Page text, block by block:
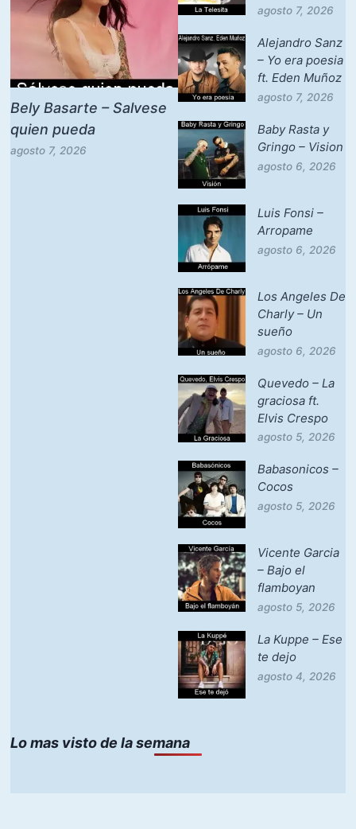
Bely Basarte – Salvese
quien pueda
agosto 7, 2026
agosto 7, 2026
Alejandro Sanz
– Yo era poesia
ft. Eden Muñoz
agosto 7, 2026
Baby Rasta y
Gringo – Vision
agosto 6, 2026
Luis Fonsi –
Arropame
agosto 6, 2026
Los Angeles De
Charly – Un
sueño
agosto 6, 2026
Quevedo – La
graciosa ft.
Elvis Crespo
agosto 5, 2026
Babasonicos –
Cocos
agosto 5, 2026
Vicente Garcia
– Bajo el
flamboyan
agosto 5, 2026
La Kuppe – Ese
te dejo
agosto 4, 2026
Lo mas visto de la semana